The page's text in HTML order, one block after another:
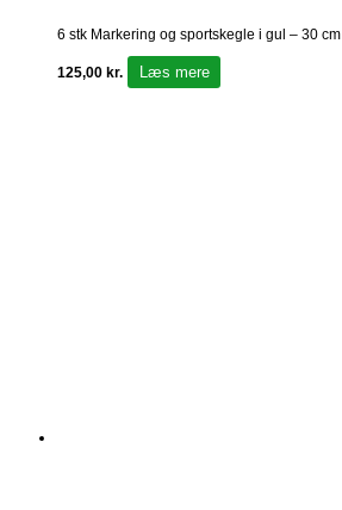
6 stk Markering og sportskegle i gul – 30 cm
125,00 kr. Læs mere